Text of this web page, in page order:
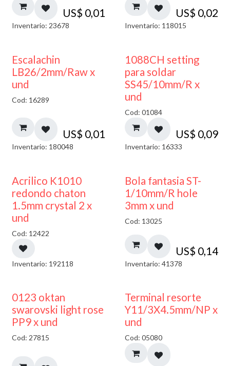
US$ 0,01
Inventario: 23678
US$ 0,02
Inventario: 118015
Escalachin
LB26/2mm/Raw x
und
Cod: 16289
US$ 0,01
Inventario: 180048
1088CH setting
para soldar
SS45/10mm/R x
und
Cod: 01084
US$ 0,09
Inventario: 16333
50% DESCUENTO
Acrilico K1010
redondo chaton
1.5mm crystal 2 x
und
Cod: 12422
Inventario: 192118
Bola fantasia ST-
1/10mm/R hole
3mm x und
Cod: 13025
US$ 0,14
Inventario: 41378
0123 oktan
swarovski light rose
PP9 x und
Cod: 27815 50% DESCUENTO
Terminal resorte
Y11/3X4.5mm/NP x
und
Cod: 05080